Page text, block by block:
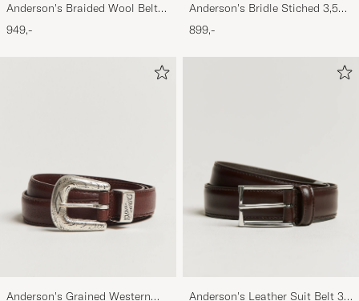
Anderson's Braided Wool Belt
Brown
949,-
Anderson's Bridle Stiched 3,5
cm Leather Belt Tan
899,-
Anderson's Grained Western Anderson's Leather Suit Belt 3